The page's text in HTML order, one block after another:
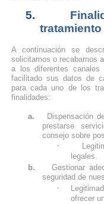
5.
tratamiento
A continuación se
solicitamos o recabamos
a los diferentes
facilitado sus datos de
para cada uno de los
finalidades:
a.
Dispensación
prestarse
consejo sobre
·
legales.
b.
Gestionar
seguridad de
·
ofrecer